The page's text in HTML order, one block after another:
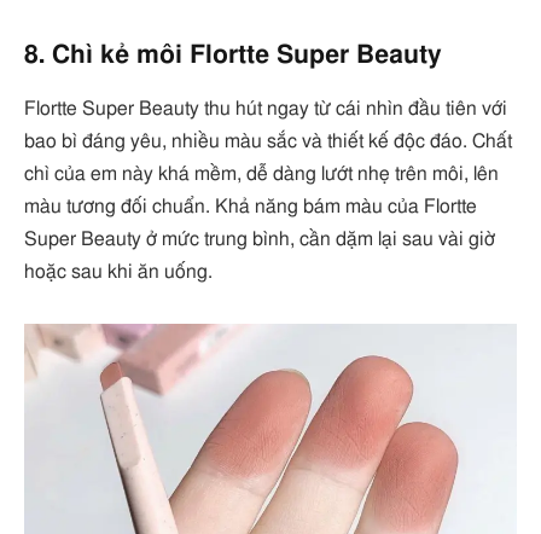
8. Chì kẻ môi Flortte Super Beauty
Flortte Super Beauty thu hút ngay từ cái nhìn đầu tiên với
bao bì đáng yêu, nhiều màu sắc và thiết kế độc đáo. Chất
chì của em này khá mềm, dễ dàng lướt nhẹ trên môi, lên
màu tương đối chuẩn. Khả năng bám màu của Flortte
Super Beauty ở mức trung bình, cần dặm lại sau vài giờ
hoặc sau khi ăn uống.